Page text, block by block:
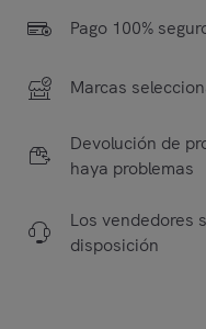
Pago 100%
Marcas
Devolución de
haya problemas
Los vendedores
disposición